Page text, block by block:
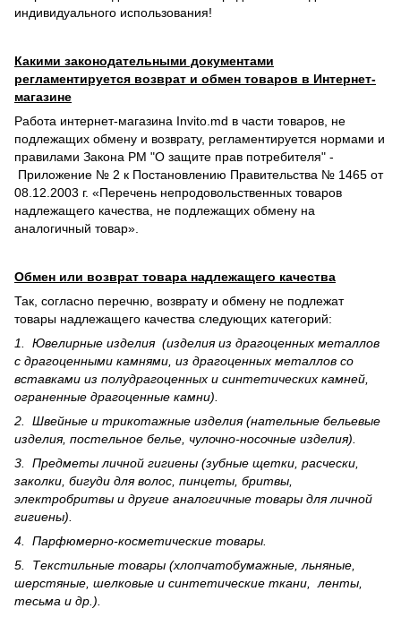
индивидуального использования!
Какими законодательными документами
регламентируется возврат и обмен товаров в Интернет-
магазине
Работа интернет-магазина Invito.md в части товаров, не
подлежащих обмену и возврату, регламентируется нормами и
правилами Закона РМ "О защите прав потребителя" -
Приложение № 2 к Постановлению Правительства № 1465 от
08.12.2003 г. «Перечень непродовольственных товаров
надлежащего качества, не подлежащих обмену на
аналогичный товар».
Обмен или возврат товара надлежащего качества
Так, согласно перечню, возврату и обмену не подлежат
товары надлежащего качества следующих категорий:
1. Ювелирные изделия (изделия из драгоценных металлов
с драгоценными камнями, из драгоценных металлов со
вставками из полудрагоценных и синте­тических камней,
ограненные драгоценные камни).
2. Швейные и трикотажные изделия (нательные бельевые
изделия, постельное белье, чулочно-носочные изделия).
3. Предметы личной гигиены (зубные щетки, расчески,
заколки, бигуди для волос, пинцеты, бритвы,
электробритвы и другие аналогичные товары для личной
гигиены).
4. Парфюмерно-косметические товары.
5. Текстильные товары (хлопчатобумажные, льняные,
шерс­тя­ные, шелковые и синтетические ткани, ленты,
тесьма и др.).